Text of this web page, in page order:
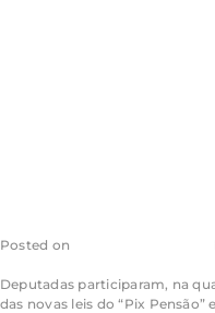
Posted on
Deputadas participaram, na
das novas leis do “Pix Pensão”